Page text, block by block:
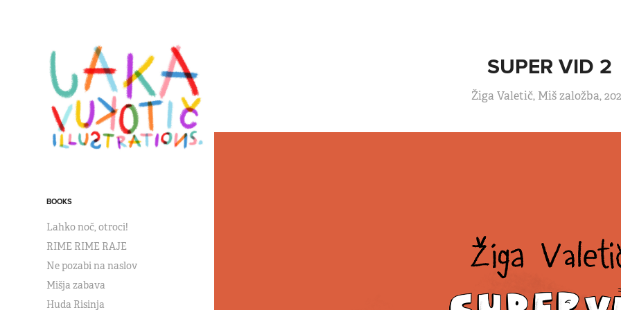
BOOKS
Lahko noč, otroci!
RIME RIME RAJE
Ne pozabi na naslov
Mišja zabava
Huda Risinja
SUPER VID 2
Žiga Valetič, Miš založba,